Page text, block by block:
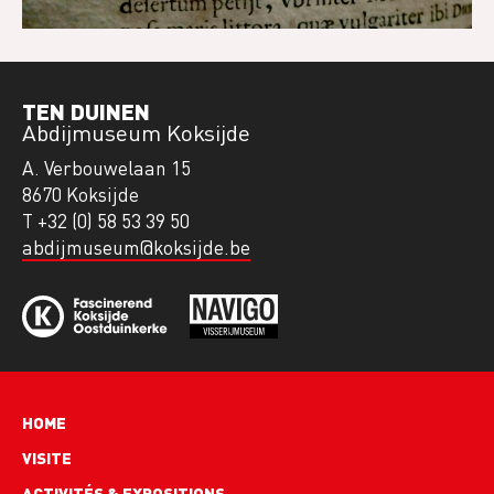
TEN DUINEN
Abdijmuseum Koksijde
A. Verbouwelaan 15
8670 Koksijde
T +32 (0) 58 53 39 50
abdijmuseum@koksijde.be
Hoofdnavigatie
HOME
VISITE